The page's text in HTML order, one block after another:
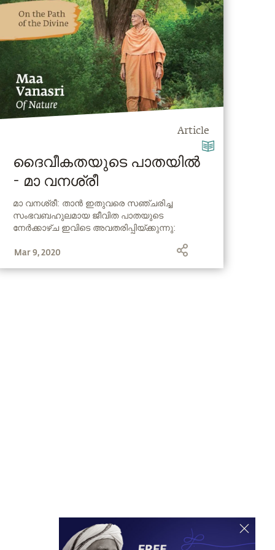
Article
ദൈവീകതയുടെ പാതയിൽ
- മാ വനശ്രീ
മാ വനശ്രീ: താൻ ഇതുവരെ സഞ്ചരിച്ച
സംഭവബഹുലമായ ജീവിത പാതയുടെ
നേർക്കാഴ്ച ഇവിടെ അവതരിപ്പിയ്ക്കുന്നു:
പ്രകൃതി സ്നേഹിയായ എൺപതുകാരി വരെ.
Mar 9, 2020